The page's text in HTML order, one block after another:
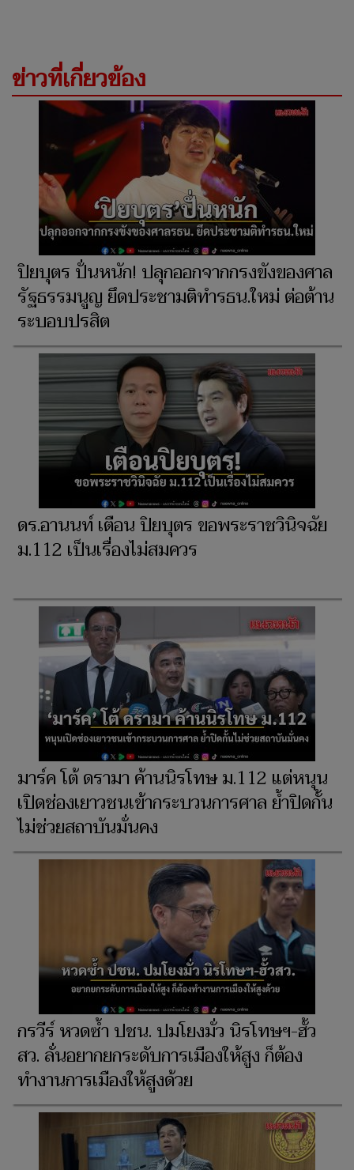
ข่าวที่เกี่ยวข้อง
ปิยบุตร ปั่นหนัก! ปลุกออกจากกรงขังของศาล
รัฐธรรมนูญ ยึดประชามติทำรธน.ใหม่ ต่อต้าน
ระบอบปรสิต
ดร.อานนท์ เตือน ปิยบุตร ขอพระราชวินิจฉัย
ม.112 เป็นเรื่องไม่สมควร
มาร์ค โต้ ดรามา ค้านนิรโทษ ม.112 แต่หนุน
เปิดช่องเยาวชนเข้ากระบวนการศาล ย้ำปิดกั้น
ไม่ช่วยสถาบันมั่นคง
กรวีร์ หวดซ้ำ ปชน. ปมโยงมั่ว นิรโทษฯ-ฮั้ว
สว. ลั่นอยากยกระดับการเมืองให้สูง ก็ต้อง
ทำงานการเมืองให้สูงด้วย